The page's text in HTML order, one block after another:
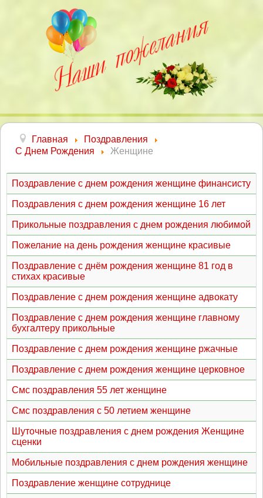
Главная
Поздравления
С Днем Рождения
Женщине
Поздравление с днем рождения женщине финансисту
Поздравления с днем рождения женщине 16 лет
Прикольные поздравления с днем рождения любимой
Пожелание на день рождения женщине красивые
Поздравление с днём рождения женщине 81 год в
стихах красивые
Поздравление с днем рождения женщине адвокату
Поздравление с днем рождения женщине главному
бухгалтеру прикольные
Поздравление с днем рождения женщине ржачные
Поздравление с днем рождения женщине церковное
Смс поздравления 55 лет женщине
Смс поздравления с 50 летием женщине
Шуточные поздравления с днем рождения Женщине
сценки
Мобильные поздравления с днем рождения женщине
Поздравление женщине сотруднице